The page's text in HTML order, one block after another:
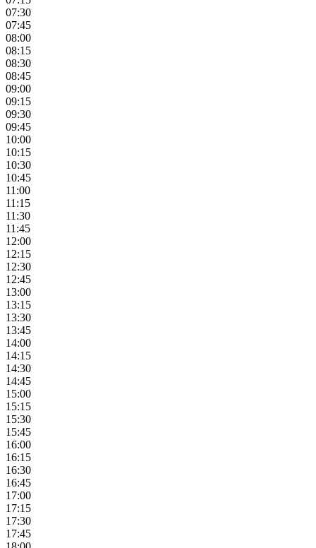
07:30
07:45
08:00
08:15
08:30
08:45
09:00
09:15
09:30
09:45
10:00
10:15
10:30
10:45
11:00
11:15
11:30
11:45
12:00
12:15
12:30
12:45
13:00
13:15
13:30
13:45
14:00
14:15
14:30
14:45
15:00
15:15
15:30
15:45
16:00
16:15
16:30
16:45
17:00
17:15
17:30
17:45